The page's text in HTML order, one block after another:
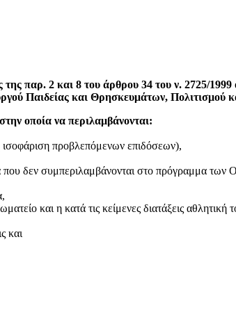
παρ. 2 και 8 του άρθρου 34 του ν. 2725/
Παιδείας και Θρησκευμάτων, Πολιτισμού
οποία να περιλαμβάνονται:
ή ισοφάριση προβλεπόμενων επιδόσεων),
που δεν συμπεριλαμβάνονται στο πρόγραμμα
και η κατά τις κείμενες διατάξεις
και